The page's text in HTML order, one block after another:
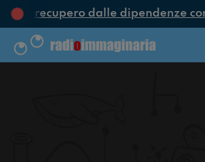
e recupero dalle dipendenze